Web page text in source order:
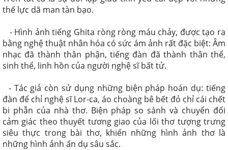
thế lực dã man tàn bạo.
- Hình ảnh tiếng Ghita ròng ròng máu chảy, được tạo ra
bằng nghệ thuật nhân hóa có sức ám ảnh rất đặc biệt: Âm
nhạc đã thành thân phận, tiếng đàn đã thành thân thể,
sinh thể, linh hồn của người nghệ sĩ bất tử.
- Tác giả còn sử dụng những biện pháp hoán dụ: tiếng
đàn để chỉ nghệ sĩ Lor-ca, áo choàng bê bết đỏ chỉ cái chết
bi phẫn của nhà thơ. Biện pháp so sánh và chuyển đổi
cảm giác theo thuyết tương giao của lối thơ tượng trưng
siêu thực trong bài thơ, khiến những hình ảnh thơ là
những hình ảnh ẩn dụ sâu sắc.